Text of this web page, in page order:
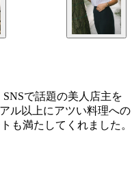
う想いで可菜子さんが
油」「カレー」の3種類
ト。割烹着からのギャ
で話題の美人店主を
ル以上にアツい料理への
も満たしてくれました。